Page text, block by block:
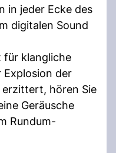
in jeder Ecke des
digitalen Sound
für klangliche
Explosion der
erzittert, hören Sie
Geräusche
Rundum-